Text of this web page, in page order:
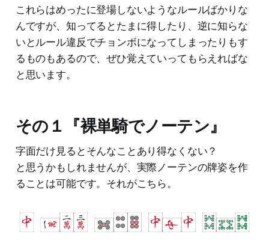
これらはめったに登場しないようなルールばかりな
んですが、知ってるとたまに得したり、逆に知らな
いとルール違反でチョンボになってしまったりもす
るものもあるので、ぜひ覚えていってもらえればな
と思います。
その１『裸単騎でノーテン』
字面だけ見るとそんなことあり得なくない？
と思うかもしれませんが、実際ノーテンの牌姿を作
ることは可能です。それがこちら。